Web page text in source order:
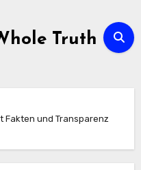
Truth
Fakten und Transparenz